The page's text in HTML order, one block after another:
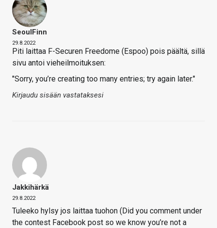
SeoulFinn
29.8.2022
Piti laittaa F-Securen Freedome (Espoo) pois päältä, sillä
sivu antoi vieheilmoituksen:
"Sorry, you’re creating too many entries; try again later."
Kirjaudu sisään vastataksesi
Jakkihärkä
29.8.2022
Tuleeko hylsy jos laittaa tuohon (Did you comment under
the contest Facebook post so we know you’re not a